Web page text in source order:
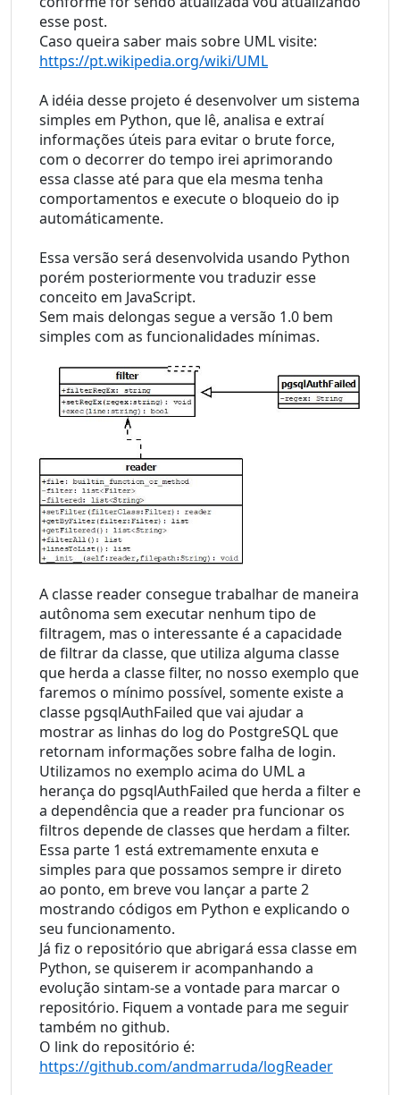
esse post.
https://pt.wikipedia.org/wiki/UML
A idéia desse projeto é desenvolver um sistema
simples em Python, que lê, analisa e extraí
informações úteis para evitar o brute force,
com o decorrer do tempo irei aprimorando
essa classe até para que ela mesma tenha
comportamentos e execute o bloqueio do ip
automáticamente.
Essa versão será desenvolvida usando Python
porém posteriormente vou traduzir esse
conceito em JavaScript.
Sem mais delongas segue a versão 1.0 bem
simples com as funcionalidades mínimas.
A classe reader consegue trabalhar de maneira
autônoma sem executar nenhum tipo de
filtragem, mas o interessante é a capacidade
de filtrar da classe, que utiliza alguma classe
que herda a classe filter, no nosso exemplo que
faremos o mínimo possível, somente existe a
classe pgsqlAuthFailed que vai ajudar a
mostrar as linhas do log do PostgreSQL que
retornam informações sobre falha de login.
Utilizamos no exemplo acima do UML a
herança do pgsqlAuthFailed que herda a filter e
a dependência que a reader pra funcionar os
filtros depende de classes que herdam a filter.
Essa parte 1 está extremamente enxuta e
simples para que possamos sempre ir direto
ao ponto, em breve vou lançar a parte 2
mostrando códigos em Python e explicando o
seu funcionamento.
Já fiz o repositório que abrigará essa classe em
Python, se quiserem ir acompanhando a
evolução sintam-se a vontade para marcar o
repositório. Fiquem a vontade para me seguir
também no github.
https://github.com/andmarruda/logReader